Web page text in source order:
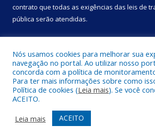
contrato que todas as exigências das leis de
pública serão atendidas.
Todos os direitos reservados a Prefeitura
Mapa do Site
Acessar Área Administrativa
Acessar Webmail
Nós usamos cookies para melhorar sua
navegação no portal. Ao utilizar nosso
concorda com a política de
Para ter mais informações sobre como
Política de cookies (Leia mais). Se você
ACEITO.
Leia mais
ACEITO